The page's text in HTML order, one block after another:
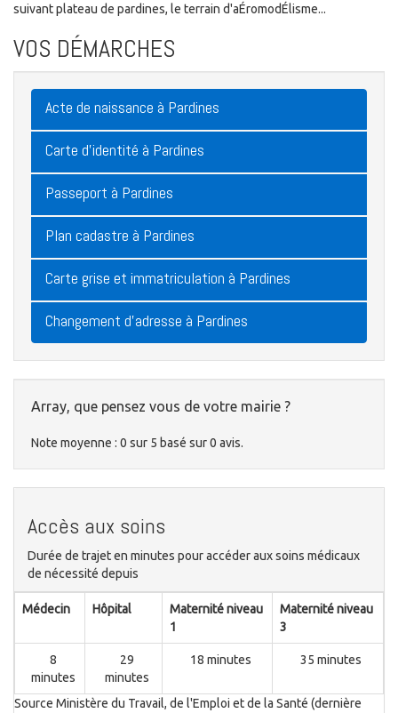
suivant plateau de pardines, le terrain d'aÉromodÉlisme...
VOS DÉMARCHES
Acte de naissance à Pardines
Carte d'identité à Pardines
Passeport à Pardines
Plan cadastre à Pardines
Carte grise et immatriculation à Pardines
Changement d'adresse à Pardines
Array, que pensez vous de votre mairie ?
Note moyenne : 0 sur 5 basé sur0 avis.
Accès aux soins
Durée de trajet en minutes pour accéder aux soins médicaux
de nécessité depuis
Médecin Hôpital
Maternité niveau
1
Maternité niveau
3
8
minutes
29
minutes
18 minutes 35 minutes
Source Ministère du Travail, de l'Emploi et de la Santé (dernière